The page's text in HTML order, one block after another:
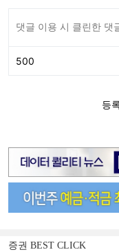
증권 BEST CLICK